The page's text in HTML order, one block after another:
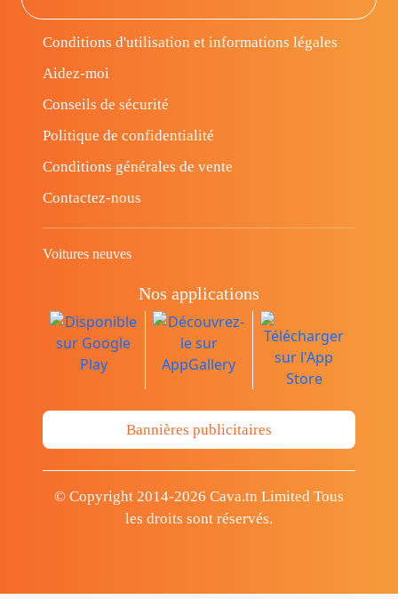
Conditions d'utilisation et informations légales
Aidez-moi
Conseils de sécurité
Politique de confidentialité
Conditions générales de vente
Contactez-nous
Voitures neuves
Nos applications
Bannières publicitaires
© Copyright 2014-2026 Cava.tn Limited Tous
les droits sont réservés.